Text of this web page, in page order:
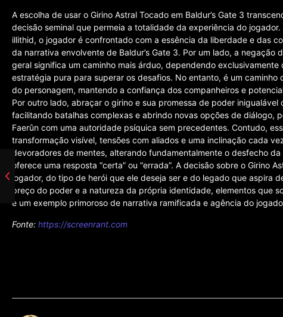
A escolha de usar o Girino Astral Tocado em Baldur’s Gate 3
decisão seminal que permeia a totalidade da experiência do
illithid, o jogador é confrontado com a essência da liberdade e das
da narrativa envolvente de Baldur’s Gate 3. Por um lado, a negação
geral significa um caminho mais árduo, dependendo
estratégia pura para superar os desafios. No entanto, é um
do personagem, mantendo a confiança dos companheiros e
Por outro lado, abraçar o girino e sua promessa de poder
facilitando batalhas complexas e abrindo novas opções de diálogo,
Faerûn com uma autoridade psíquica sem precedentes. Contudo,
transformação visível, tensões com aliados e uma inclinação cada
devoradores de mentes, alterando fundamentalmente o desfecho da
oferece uma resposta “certa” ou “errada”. A decisão sobre o Girino
jogador, do tipo de herói que ele deseja ser e do legado que aspira
preço do poder e a natureza da própria identidade, elementos que
e um exemplo primoroso de narrativa ramificada e agência do
Fonte: https://screenrant.com